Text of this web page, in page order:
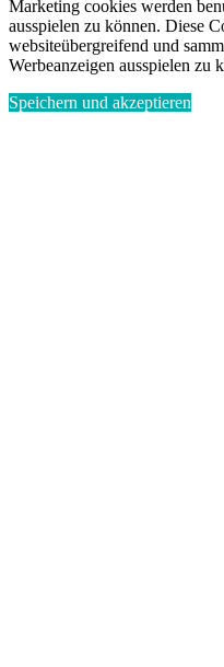
Marketing cookies werden
ausspielen zu können. Diese
websiteübergreifend und
Werbeanzeigen ausspielen zu
Speichern und akzeptieren